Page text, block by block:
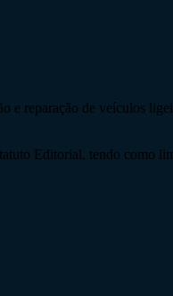
e reparação de veículos
Editorial, tendo como